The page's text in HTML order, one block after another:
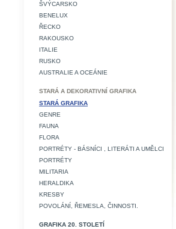
ŠVÝCARSKO
BENELUX
ŘECKO
RAKOUSKO
ITALIE
RUSKO
AUSTRALIE A OCEÁNIE
STARÁ A DEKORATIVNÍ GRAFIKA
STARÁ GRAFIKA
GENRE
FAUNA
FLORA
PORTRÉTY - BÁSNÍCI , LITERÁTI A UMĚLCI
PORTRÉTY
MILITARIA
HERALDIKA
KRESBY
POVOLÁNÍ, ŘEMESLA, ČINNOSTI.
GRAFIKA 20. STOLETÍ